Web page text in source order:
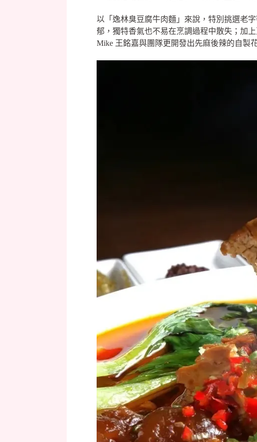
以「逸林臭豆腐牛肉麵」來說，特別挑選老
郁，獨特香氣也不易在烹調過程中散失；加
Mike 王銘嘉與團隊更開發出先麻後辣的自製